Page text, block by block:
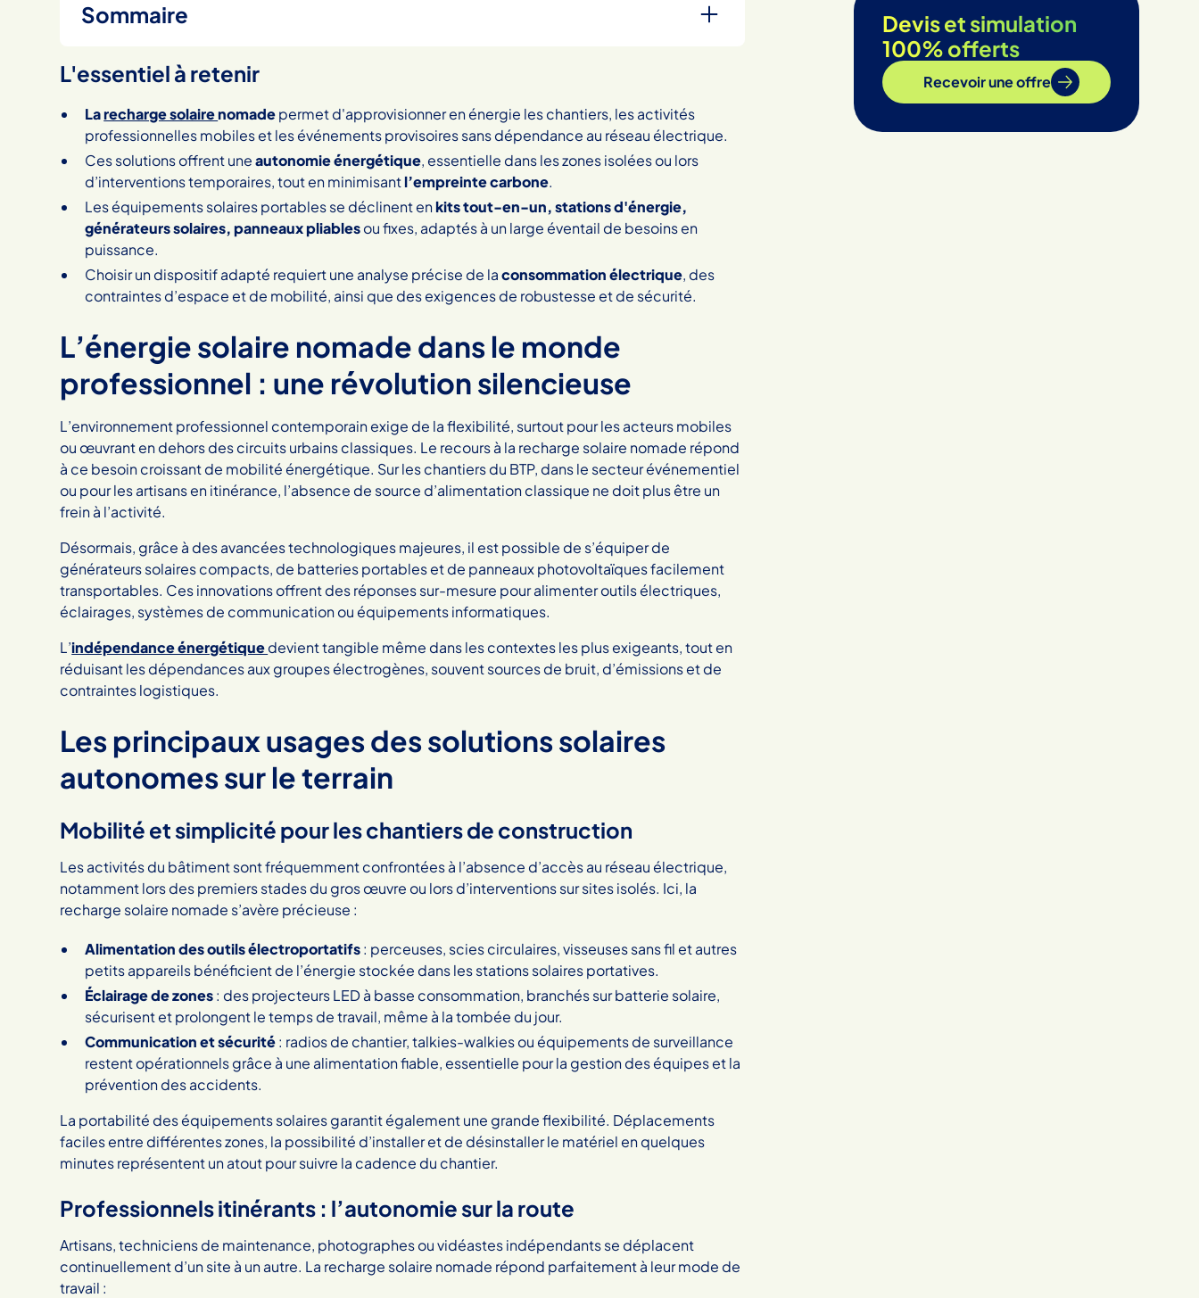
Sommaire
Heading 2
L'essentiel à retenir
Larecharge solairenomadepermet d'approvisionner en énergie les chantiers, les activités
professionnelles mobiles et les événements provisoires sans dépendance au réseau électrique.
Ces solutions offrent uneautonomie énergétique, essentielle dans les zones isolées ou lors
d’interventions temporaires, tout en minimisantl’empreinte carbone.
Les équipements solaires portables se déclinent enkits tout-en-un, stations d'énergie,
générateurs solaires, panneaux pliablesou fixes, adaptés à un large éventail de besoins en
puissance.
Choisir un dispositif adapté requiert une analyse précise de laconsommation électrique, des
contraintes d’espace et de mobilité, ainsi que des exigences de robustesse et de sécurité.
L’énergie solaire nomade dans le monde
professionnel : une révolution silencieuse
L’environnement professionnel contemporain exige de la flexibilité, surtout pour les acteurs mobiles
ou œuvrant en dehors des circuits urbains classiques. Le recours à la recharge solaire nomade répond
à ce besoin croissant de mobilité énergétique. Sur les chantiers du BTP, dans le secteur événementiel
ou pour les artisans en itinérance, l’absence de source d’alimentation classique ne doit plus être un
frein à l’activité.
Désormais, grâce à des avancées technologiques majeures, il est possible de s’équiper de
générateurs solaires compacts, de batteries portables et de panneaux photovoltaïques facilement
transportables. Ces innovations offrent des réponses sur-mesure pour alimenter outils électriques,
éclairages, systèmes de communication ou équipements informatiques.
L’indépendance énergétiquedevient tangible même dans les contextes les plus exigeants, tout en
réduisant les dépendances aux groupes électrogènes, souvent sources de bruit, d’émissions et de
contraintes logistiques.
Les principaux usages des solutions solaires
autonomes sur le terrain
Mobilité et simplicité pour les chantiers de construction
Les activités du bâtiment sont fréquemment confrontées à l’absence d’accès au réseau électrique,
notamment lors des premiers stades du gros œuvre ou lors d’interventions sur sites isolés. Ici, la
recharge solaire nomade s’avère précieuse :
Alimentation des outils électroportatifs: perceuses, scies circulaires, visseuses sans fil et autres
petits appareils bénéficient de l’énergie stockée dans les stations solaires portatives.
Éclairage de zones: des projecteurs LED à basse consommation, branchés sur batterie solaire,
sécurisent et prolongent le temps de travail, même à la tombée du jour.
Communication et sécurité: radios de chantier, talkies-walkies ou équipements de surveillance
restent opérationnels grâce à une alimentation fiable, essentielle pour la gestion des équipes et la
prévention des accidents.
La portabilité des équipements solaires garantit également une grande flexibilité. Déplacements
faciles entre différentes zones, la possibilité d’installer et de désinstaller le matériel en quelques
minutes représentent un atout pour suivre la cadence du chantier.
Professionnels itinérants : l’autonomie sur la route
Artisans, techniciens de maintenance, photographes ou vidéastes indépendants se déplacent
continuellement d’un site à un autre. La recharge solaire nomade répond parfaitement à leur mode de
travail :
Devis et simulation
100% offerts
Recevoir une offre